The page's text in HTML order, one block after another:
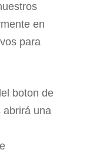
en
para
boton de
abrirá una